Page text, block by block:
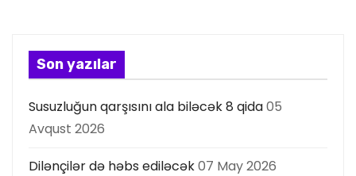
s
ı
Son yazılar
Susuzluğun qarşısını ala biləcək 8 qida05
Avqust 2026
Dilənçilər də həbs ediləcək07 May 2026